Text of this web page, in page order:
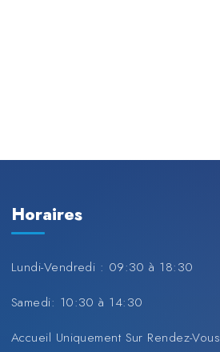
Horaires
Lundi-Vendredi : 09:30 à 18:30
Samedi: 10:30 à 14:30
Accueil Uniquement Sur Rendez-Vous